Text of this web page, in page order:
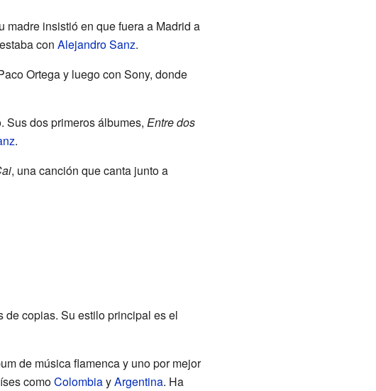
insistió en que fuera a Madrid a
con Alejandro Sanz.
Ortega y luego con Sony, donde
Sus dos primeros álbumes, Entre dos
.
, una canción que canta junto a
copias. Su estilo principal es el
de música flamenca y uno por mejor
comoColombiayArgentina. Ha